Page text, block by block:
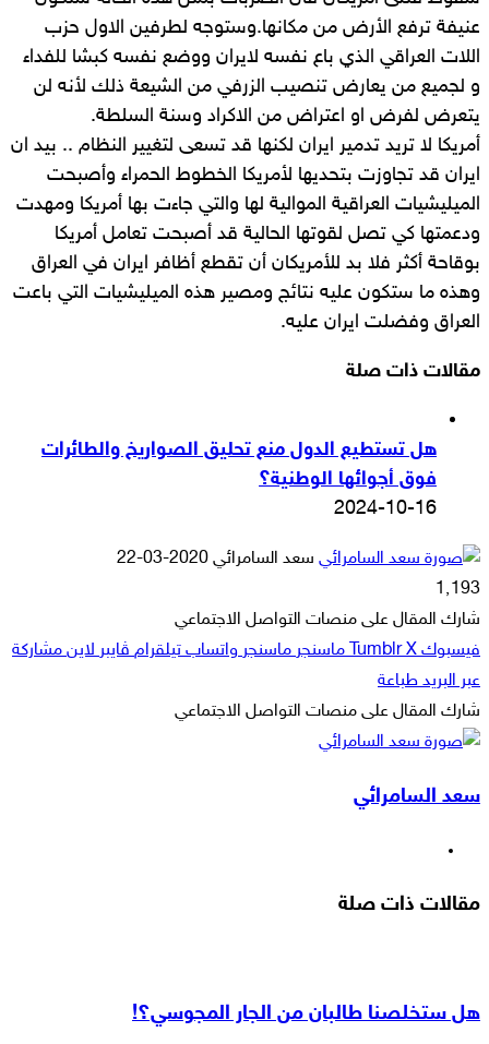
عنيفة ترفع الأرض من مكانها.وستوجه لطرفين الاول حزب
اللات العراقي الذي باع نفسه لايران ووضع نفسه كبشا للفداء
و لجميع من يعارض تنصيب الزرفي من الشيعة ذلك لأنه لن
يتعرض لفرض او اعتراض من الاكراد وسنة السلطة.
أمريكا لا تريد تدمير ايران لكنها قد تسعى لتغيير النظام .. بيد ان
ايران قد تجاوزت بتحديها لأمريكا الخطوط الحمراء وأصبحت
الميليشيات العراقية الموالية لها والتي جاءت بها أمريكا ومهدت
ودعمتها كي تصل لقوتها الحالية قد أصبحت تعامل أمريكا
بوقاحة أكثر فلا بد للأمريكان أن تقطع أظافر ايران في العراق
وهذه ما ستكون عليه نتائج ومصير هذه الميليشيات التي باعت
العراق وفضلت ايران عليه.
مقالات ذات صلة
هل تستطيع الدول منع تحليق الصواريخ والطائرات
فوق أجوائها الوطنية؟
2024-10-16
سعد السامرائي أرسل
إلكترونيا
2020-03-22
1٬193
شارك المقال على منصات التواصل الاجتماعي
فيسبوك ‫X ماسنجر ماسنجر واتساب تيلقرام ڤايبر لاين مشاركة
عبر البريد طباعة
شارك المقال على منصات التواصل الاجتماعي
فيسبوك
‫X
ماسنجر
ماسنجر
واتساب
تيلقرام
ڤايبر
لاين
مشاركة
البريد
طباعة
سعد السامرائي
مقالات ذات صلة
هل ستخلصنا طالبان من الجار المجوسي؟!